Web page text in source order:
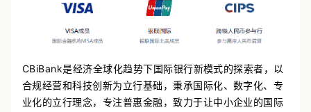
CBiBank是经济全球化趋势下国际银行新模式的探索者，以
合规经营和科技创新为立行基础，秉承国际化、数字化、专
业化的立行理念，专注普惠金融，致力于让中小企业的国际